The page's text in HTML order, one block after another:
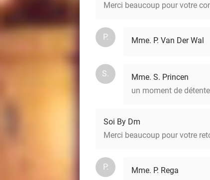
Merci beaucoup pour votre
P. Mme. P. Van Der Wal
S.
Mme. S. Princen
un moment de
Soi By Dm
Merci beaucoup pour votre
P.
Mme. P. Rega